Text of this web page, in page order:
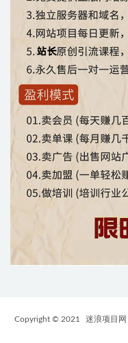
Copyright © 2021 迷浪项目网